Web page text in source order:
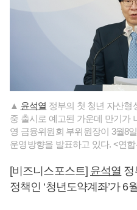
▲ 윤석열 정부의 첫 청년 자산형
중 출시로 예고된 가운데 만기가
영 금융위원회 부위원장이 3월8
운영방향을 발표하고 있다. <연
[비즈니스포스트] 윤석열 정
정책인 ‘청년도약계좌’가 6